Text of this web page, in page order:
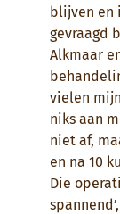
blijven en
gevraagd
Alkmaar
vielen
niks aan
niet af,
en na 10
Die